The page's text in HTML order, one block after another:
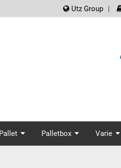
Utz Group
Pallet Palletbox Varie